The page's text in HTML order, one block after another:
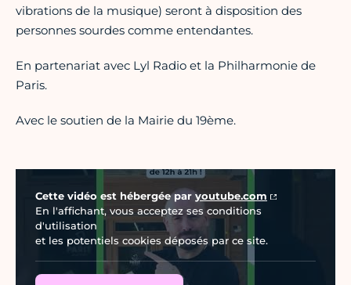
vibrations de la musique) seront à disposition des
personnes sourdes comme entendantes.
En partenariat avec Lyl Radio et la Philharmonie de
Paris.
Avec le soutien de la Mairie du 19ème.
Cette vidéo est hébergée paryoutube.com
En l'affichant, vous acceptez ses conditions
d'utilisation
et les potentiels cookies déposés par ce site.